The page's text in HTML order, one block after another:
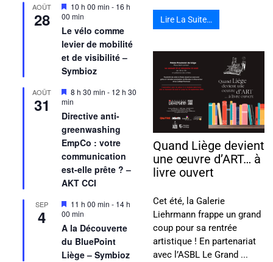
AOÛT
28
Mis
en
avant
10 h 00 min - 16 h
00 min
Le vélo comme
levier de mobilité
et de visibilité –
Symbioz
AOÛT
31
Mis
en
avant
8 h 30 min - 12 h 30
min
Directive anti-
greenwashing
EmpCo : votre
communication
est-elle prête ? –
AKT CCI
SEP
4
Mis
en
avant
11 h 00 min - 14 h
00 min
A la Découverte
du BluePoint
Liège – Symbioz
Lire La Suite…
Quand Liège devient
une œuvre d’ART… à
livre ouvert
Cet été, la Galerie
Liehrmann frappe un grand
coup pour sa rentrée
artistique ! En partenariat
avec l’ASBL Le Grand ...